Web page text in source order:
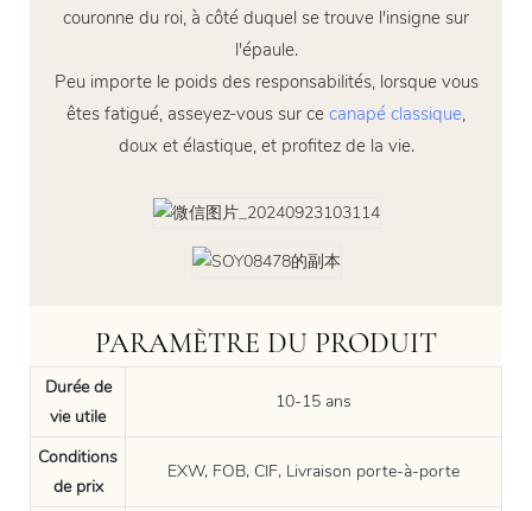
couronne du roi, à côté duquel se trouve l'insigne sur
l'épaule.
Peu importe le poids des responsabilités, lorsque vous
êtes fatigué, asseyez-vous sur ce canapé classique,
doux et élastique, et profitez de la vie.
PARAMÈTRE DU PRODUIT
Durée de
vie utile
10-15 ans
Conditions
de prix
EXW, FOB, CIF, Livraison porte-à-porte